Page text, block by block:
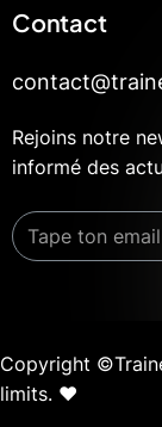
Contact
Rejoins notre
informé des
Copyright
limits. ❤